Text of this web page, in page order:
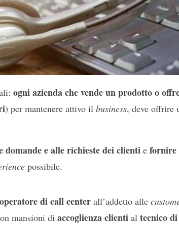
ogni azienda che vende un prodotto o
) per mantenere attivo il business, deve offrire
domande e alle richieste dei clienti e fornire
possibile.
operatore di call centerall’addetto alle
mansioni di accoglienza clienti al tecnico